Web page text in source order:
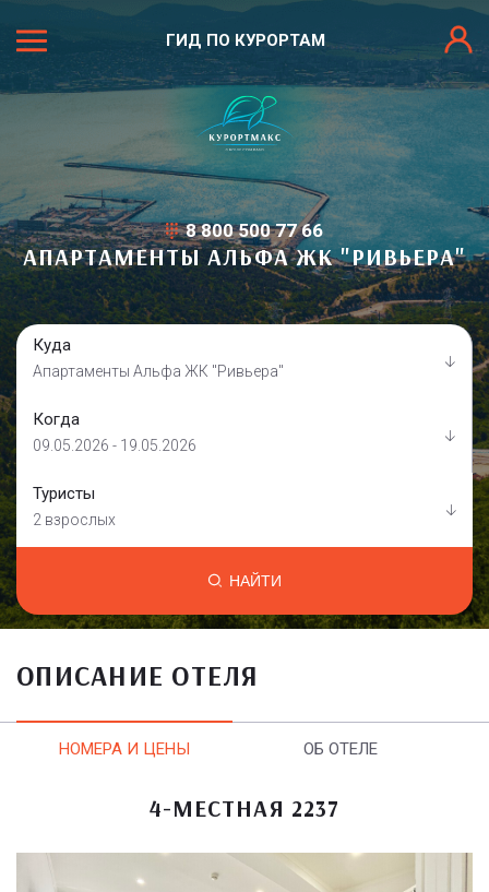
ГИД ПО КУРОРТАМ
8 800 500 77 66
АПАРТАМЕНТЫ АЛЬФА ЖК "РИВЬЕРА"
Куда
Апартаменты Альфа ЖК "Ривьера"
Когда
09.05.2026 - 19.05.2026
Туристы
2 взрослых
НАЙТИ
ОПИСАНИЕ ОТЕЛЯ
НОМЕРА И ЦЕНЫ ОБ ОТЕЛЕ
4-МЕСТНАЯ 2237